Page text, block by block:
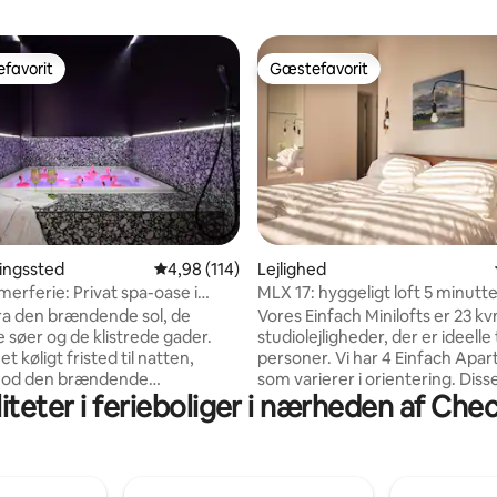
bedømmelse, 904 omtaler4,98 ud af 5 i gennemsnitlig bedømmelse,
4,98 (114)
Privat spa-oase i
den brændende sol, de
og de klistrede gader.
køligt fristed til natten,
den brændende
Dyk ned i det friske,
i din private jacuzzi på
Gæstefavorit
Gæstefavorit
Lejlighed
MLX 17: hyggeligt loft 5
Checkpt Charlie
Vores Einfach Minilofts er 23
studiolejligheder, der er ideelle
personer. Vi har 4 Einfach Apartments,
som varierer i orientering.
loftslejligheder har en
(160 x 200 cm), et veludstyret
i ferieboliger i nærheden af